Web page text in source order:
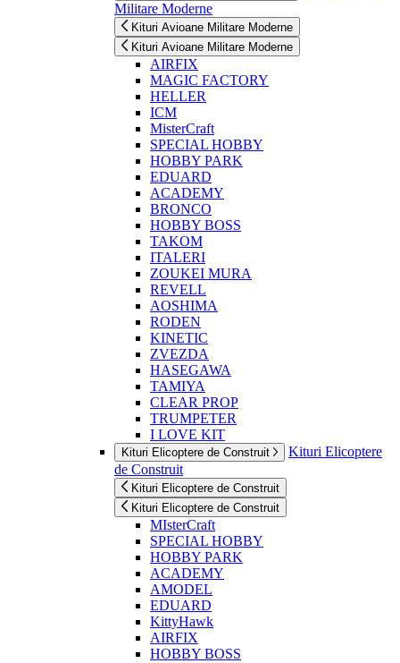
Militare Moderne
Kituri Avioane Militare Moderne
Kituri Avioane Militare Moderne
AIRFIX
MAGIC FACTORY
HELLER
ICM
MisterCraft
SPECIAL HOBBY
HOBBY PARK
EDUARD
ACADEMY
BRONCO
HOBBY BOSS
TAKOM
ITALERI
ZOUKEI MURA
REVELL
AOSHIMA
RODEN
KINETIC
ZVEZDA
HASEGAWA
TAMIYA
CLEAR PROP
TRUMPETER
I LOVE KIT
Kituri Elicoptere de Construit
Kituri Elicoptere
de Construit
Kituri Elicoptere de Construit
Kituri Elicoptere de Construit
MIsterCraft
SPECIAL HOBBY
HOBBY PARK
ACADEMY
AMODEL
EDUARD
KittyHawk
AIRFIX
HOBBY BOSS